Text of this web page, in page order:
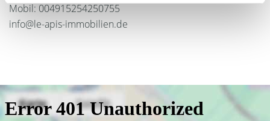
Mobil: 004915254250755
info@le-apis-immobilien.de